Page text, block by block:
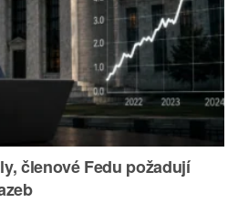
členové Fedu požadují